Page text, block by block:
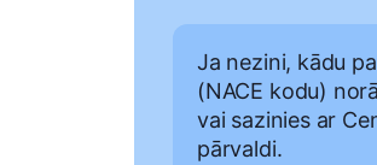
Ja nezini, kādu
(NACE kodu)
vai sazinies ar
pārvaldi.